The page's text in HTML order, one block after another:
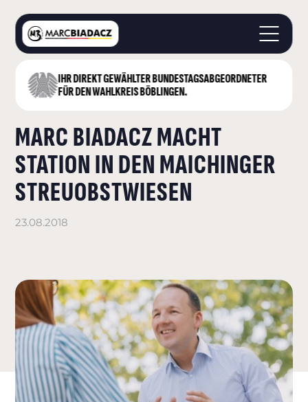
IHR DIREKT GEWÄHLTER BUNDESTAGS­ABGEORDNETER
FÜR DEN WAHLKREIS BÖBLINGEN.
STARTSEITE
LANDKREIS BÖBLINGEN
DEUTSCHER BUNDESTAG
AKTUELLES
KONTAKT
MARC BIADACZ MACHT
STATION IN DEN MAICHINGER
STREUOBSTWIESEN
23.08.2018